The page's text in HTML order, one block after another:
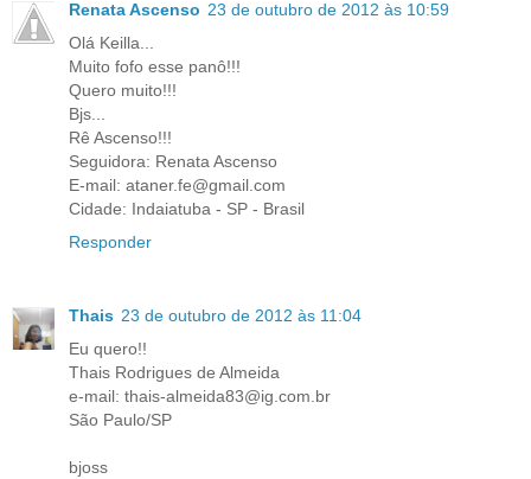
Renata Ascenso 23 de outubro de 2012 às 10:59
Olá Keilla...
Muito fofo esse panô!!!
Quero muito!!!
Bjs...
Rê Ascenso!!!
Seguidora: Renata Ascenso
E-mail: ataner.fe@gmail.com
Cidade: Indaiatuba - SP - Brasil
Responder
Thais 23 de outubro de 2012 às 11:04
Eu quero!!
Thais Rodrigues de Almeida
e-mail: thais-almeida83@ig.com.br
São Paulo/SP
bjoss